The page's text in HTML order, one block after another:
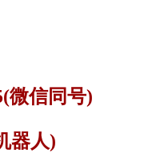
微信同号)
器人)